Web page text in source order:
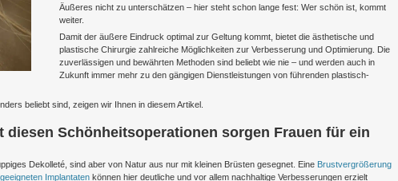
Äußeres nicht zu unterschätzen – hier steht schon lange fest: Wer schön ist, kommt
weiter.
Damit der äußere Eindruck optimal zur Geltung kommt, bietet die ästhetische und
plastische Chirurgie zahlreiche Möglichkeiten zur Verbesserung und Optimierung. Die
zuverlässigen und bewährten Methoden sind beliebt wie nie – und werden auch in
Zukunft immer mehr zu den gängigen Dienstleistungen von führenden plastisch-
beliebt sind, zeigen wir Ihnen in diesem Artikel.
diesen Schönheitsoperationen sorgen Frauen für ein
Dekolleté, sind aber von Natur aus nur mit kleinen Brüsten gesegnet. Eine Brustvergrößerung
geeigneten Implantaten können hier deutliche und vor allem nachhaltige Verbesserungen erzielt